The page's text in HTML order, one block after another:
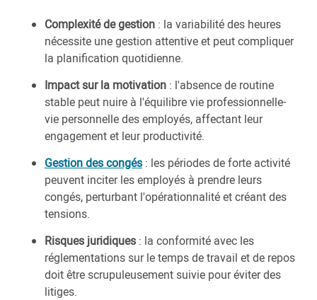
Complexité de gestion : la variabilité des heures
nécessite une gestion attentive et peut compliquer
la planification quotidienne.
Impact sur la motivation : l'absence de routine
stable peut nuire à l'équilibre vie professionnelle-
vie personnelle des employés, affectant leur
engagement et leur productivité.
Gestion des congés : les périodes de forte activité
peuvent inciter les employés à prendre leurs
congés, perturbant l'opérationnalité et créant des
tensions.
Risques juridiques : la conformité avec les
réglementations sur le temps de travail et de repos
doit être scrupuleusement suivie pour éviter des
litiges.